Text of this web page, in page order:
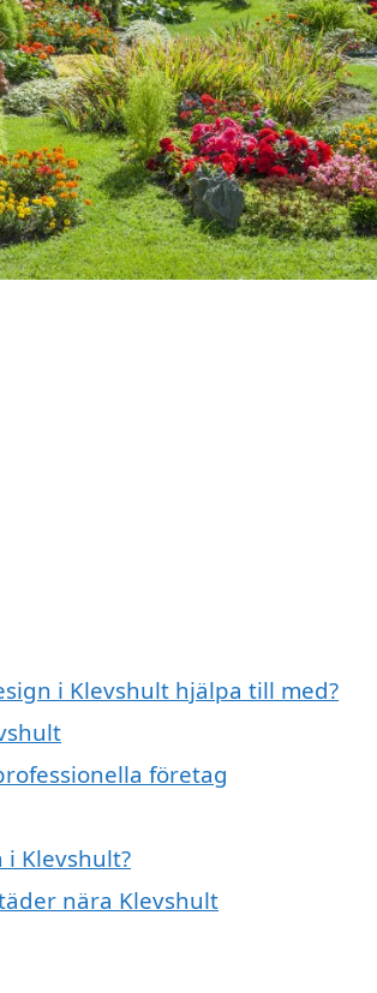
i Klevshult hjälpa till med?
företag
Klevshult?
nära Klevshult